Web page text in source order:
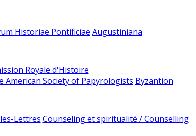
Historiae Pontificiae Augustiniana
Royale d'Histoire
American Society of Papyrologists Byzantion
Lettres Counseling et spiritualité / Counselling